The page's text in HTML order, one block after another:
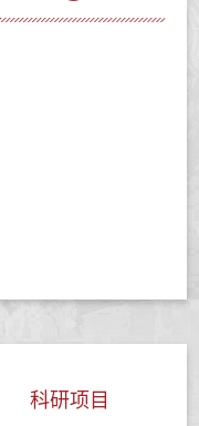
科研项目